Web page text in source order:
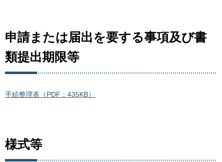
申請または届出を要する事項及び書
類提出期限等
手続整理表（PDF：435KB）
様式等